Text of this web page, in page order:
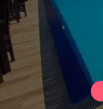
Тематика
Ціна